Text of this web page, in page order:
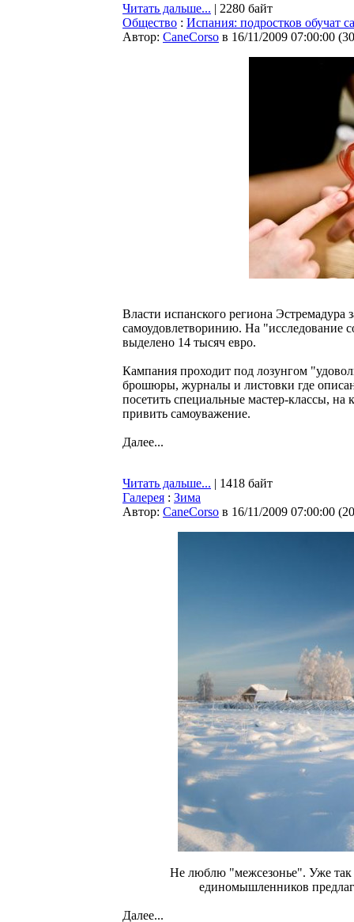
Читать дальше... | 2280 байт
Общество : Испания: подростков обучат
Автор: CaneCorso в 16/11/2009 07:00:00 (
Власти испанского региона
самоудовлетворинию. На "исследование
выделено 14 тысяч евро.
Кампания проходит под лозунгом
брошюры, журналы и листовки где
посетить специальные мастер-классы,
привить самоуважение.
Далее...
Читать дальше... | 1418 байт
Галерея : Зима
Автор: CaneCorso в 16/11/2009 07:00:00 (
Не люблю "межсезонье". Уже так
единомышленников
Далее...